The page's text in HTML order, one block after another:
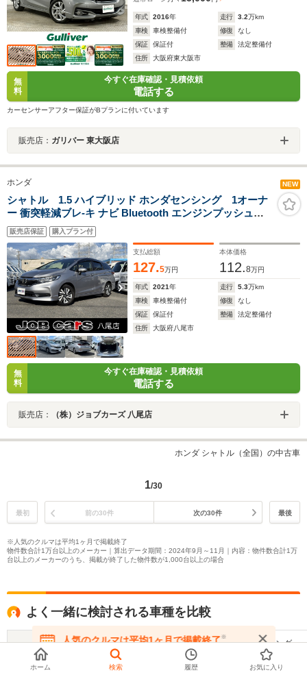
年式 2016年 走行 3.2万km
車検
車検整備付 修復
なし
保証
保証付 整備
法定整備付
住所
大阪府東大阪市
無
料
今すぐ在庫確認・見積依頼
電話する
カーセンサーアフター保証がBプランに付いています
販売店： ガリバー 東大阪店
ホンダ NEW
シャトル 1.5 ハイブリッド ホンダセンシング 1オーナ
ー 衝突軽減ブレ-キ ナビ Bluetooth エンジンプッシュス
タート スマートキー 電動格納ミラー オートライ
ト レーンアシスト プライバシーガラス クルーズコ
ントロール ドライブレコーダー ETC
販売店保証 購入プラン付
支払総額
127.5万円
本体価格
112.8万円
年式 2021年 走行 5.3万km
車検
車検整備付 修復
なし
保証
保証付 整備
法定整備付
住所
大阪府八尾市
無
料
今すぐ在庫確認・見積依頼
電話する
販売店： （株）ジョブカーズ 八尾店
ホンダ シャトル（全国）の中古車
1/30
最初 前の30件 次の30件 最後
※人気のクルマは平均1ヶ月で掲載終了
物件数合計1万台以上のメーカー｜算出データ期間：2024年9月～11月｜内容：物件数合計1万
台以上のメーカーのうち、掲載が終了した物件数が1,000台以上の場合
よく一緒に検討される車種を比較
ホンダ
フィットシャトル
ホンダ
フィットシャトル
ホンダ
ジェイド
人気のクルマは平均1ヶ月で掲載終了※
在庫が無くなる前にお問い合わせください
ホーム 検索 履歴 お気に入り